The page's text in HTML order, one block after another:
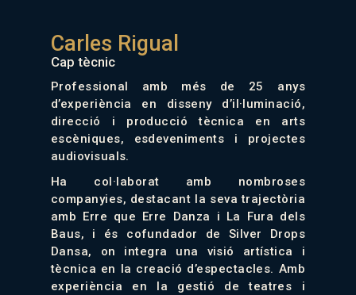
Carles Rigual
Cap tècnic
Professional amb més de 25 anys
d’experiència en disseny d’il·luminació,
direcció i producció tècnica en arts
escèniques, esdeveniments i projectes
audiovisuals.
Ha col·laborat amb nombroses
companyies, destacant la seva trajectòria
amb Erre que Erre Danza i La Fura dels
Baus, i és cofundador de Silver Drops
Dansa, on integra una visió artística i
tècnica en la creació d’espectacles. Amb
experiència en la gestió de teatres i